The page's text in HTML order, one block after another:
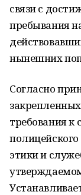
связи с
пребывания
нынешних
Согласно
требования
этики и